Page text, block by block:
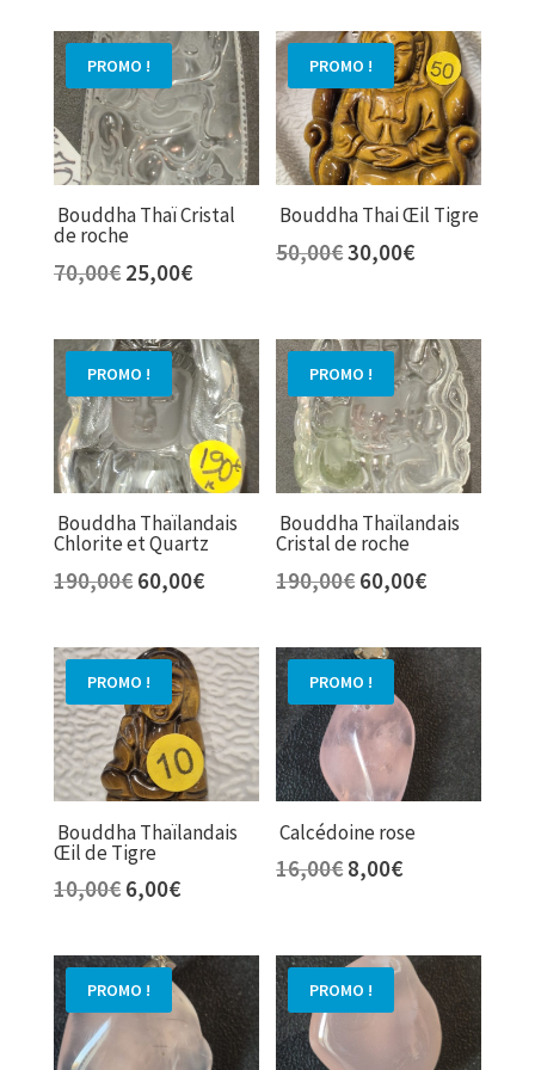
initial
était :
600,00€.
actuel
est :
300,00€.
initial
était :
190,00€.
actuel
est :
60,00€.
PROMO !
Bouddha Thaï Cristal
de roche
70,00€ Le
initial
était :
70,00€.
25,00€Le
actuel
est :
25,00€.
PROMO !
Bouddha Thai Œil Tigre
50,00€Le
était :
50,00€.
30,00€Le
est :
30,00€.
PROMO !
Bouddha Thaïlandais
Chlorite et Quartz
190,00€ Le
initial
était :
190,00€.
60,00€Le
actuel
est :
60,00€.
PROMO !
Bouddha Thaïlandais
Cristal de roche
190,00€ Le
initial
était :
190,00€.
60,00€Le
actuel
est :
60,00€.
PROMO !
Bouddha Thaïlandais
Œil de Tigre
10,00€ Le
initial
était :
10,00€.
6,00€Le
actuel
est :
6,00€.
PROMO !
Calcédoine rose
16,00€ Le
était :
16,00€.
8,00€Le
est :
8,00€.
PROMO ! PROMO !